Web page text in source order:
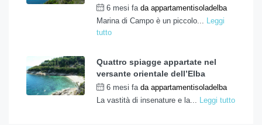
6 mesi fa da appartamentisoladelba
Marina di Campo è un piccolo... Leggi
tutto
Quattro spiagge appartate nel
versante orientale dell’Elba
6 mesi fa da appartamentisoladelba
La vastità di insenature e la... Leggi tutto